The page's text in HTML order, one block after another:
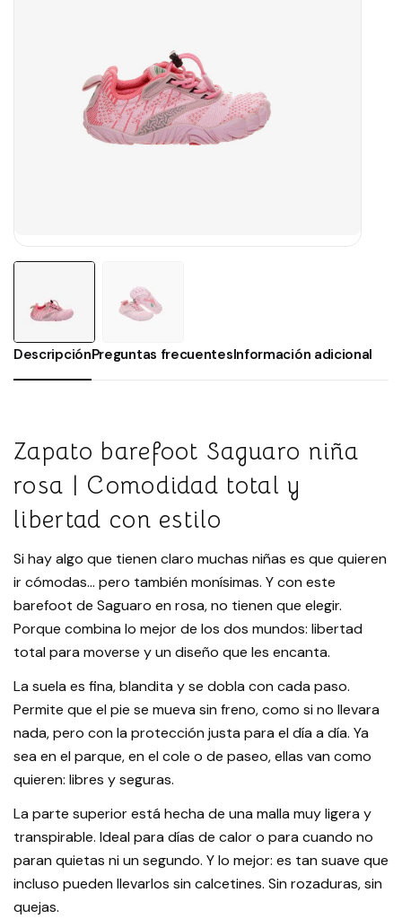
DescripciónPreguntas frecuentesInformación adicional
Zapato barefoot Saguaro niña
rosa | Comodidad total y
libertad con estilo
Si hay algo que tienen claro muchas niñas es que quieren
ir cómodas… pero también monísimas. Y con este
barefoot de Saguaro en rosa, no tienen que elegir.
Porque combina lo mejor de los dos mundos: libertad
total para moverse y un diseño que les encanta.
La suela es fina, blandita y se dobla con cada paso.
Permite que el pie se mueva sin freno, como si no llevara
nada, pero con la protección justa para el día a día. Ya
sea en el parque, en el cole o de paseo, ellas van como
quieren: libres y seguras.
La parte superior está hecha de una malla muy ligera y
transpirable. Ideal para días de calor o para cuando no
paran quietas ni un segundo. Y lo mejor: es tan suave que
incluso pueden llevarlos sin calcetines. Sin rozaduras, sin
quejas.